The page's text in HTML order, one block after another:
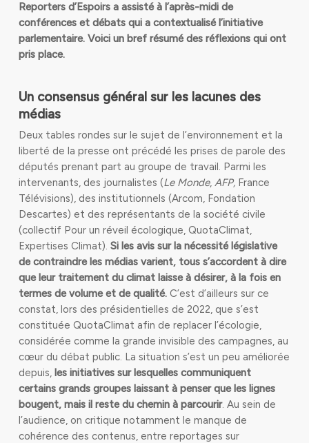
Reporters d’Espoirs a assisté à l’après-midi de
conférences et débats qui a contextualisé l’initiative
parlementaire. Voici un bref résumé des réflexions qui ont
pris place.
Un consensus général sur les lacunes des
médias
Deux tables rondes sur le sujet de l’environnement et la
liberté de la presse ont précédé les prises de parole des
députés prenant part au groupe de travail. Parmi les
intervenants, des journalistes (Le Monde, AFP, France
Télévisions), des institutionnels (Arcom, Fondation
Descartes) et des représentants de la société civile
(collectif Pour un réveil écologique, QuotaClimat,
Expertises Climat). Si les avis sur la nécessité législative
de contraindre les médias varient, tous s’accordent à dire
que leur traitement du climat laisse à désirer, à la fois en
termes de volume et de qualité.C’est d’ailleurs sur ce
constat, lors des présidentielles de 2022, que s’est
constituée QuotaClimat afin de replacer l’écologie,
considérée comme la grande invisible des campagnes, au
cœur du débat public. La situation s’est un peu améliorée
depuis, les initiatives sur lesquelles communiquent
certains grands groupes laissant à penser que les lignes
bougent, mais il reste du chemin à parcourir. Au sein de
l’audience, on critique notamment le manque de
cohérence des contenus, entre reportages sur